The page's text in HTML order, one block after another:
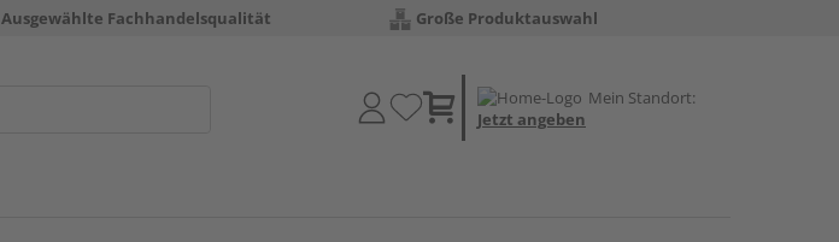
Ausgewählte Fachhandelsqualität Große Produktauswahl
Mein Standort:
Jetzt angeben